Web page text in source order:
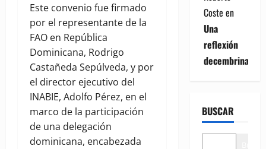
Este convenio fue firmado
por el representante de la
FAO en República
Dominicana, Rodrigo
Castañeda Sepúlveda, y por
el director ejecutivo del
INABIE, Adolfo Pérez, en el
marco de la participación
de una delegación
dominicana, encabezada
Coste en
Una
reflexión
decembrina
BUSCAR